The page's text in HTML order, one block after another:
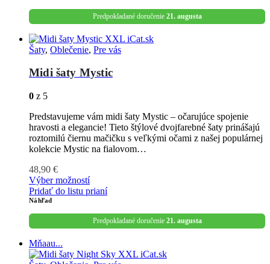
Predpokladané doručenie 21. augusta
Šaty, Oblečenie, Pre vás
Midi šaty Mystic
0 z 5
Predstavujeme vám midi šaty Mystic – očarujúce spojenie
hravosti a elegancie! Tieto štýlové dvojfarebné šaty prinášajú
roztomilú čiernu mačičku s veľkými očami z našej populárnej
kolekcie Mystic na fialovom…
48,90 €
Výber možností
Pridať do listu prianí
Náhľad
Predpokladané doručenie 21. augusta
Mňaau...